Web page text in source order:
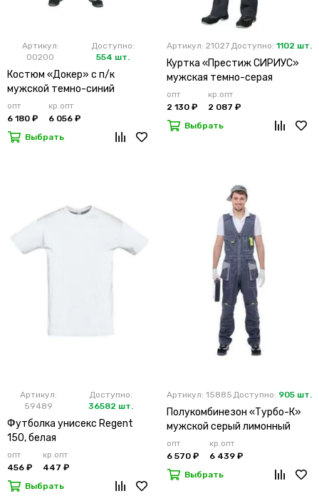
Артикул:
00200
Доступно:
554 шт.
Костюм «Докер» с п/к
мужской темно-синий
опт
6 180 ₽
кр.опт
6 056 ₽
Выбрать
Артикул: 21027 Доступно: 1102 шт.
Куртка «Престиж СИРИУС»
мужская темно-серая
опт
2 130 ₽
кр.опт
2 087 ₽
Выбрать
Артикул:
59489
Доступно:
36582 шт.
Футболка унисекс Regent
150, белая
опт
456 ₽
кр.опт
447 ₽
Выбрать
Артикул: 15885 Доступно: 905 шт.
Полукомбинезон «Турбо-К»
мужской серый лимонный
опт
6 570 ₽
кр.опт
6 439 ₽
Выбрать